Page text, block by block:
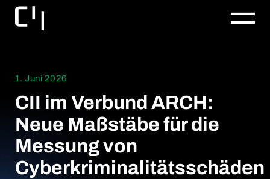
1. Juni 2026
CII im Verbund ARCH:
Neue Maßstäbe für die
Messung von
Cyberkriminalitätsschäden